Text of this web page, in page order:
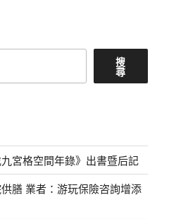
搜
尋
宮格空間年錄》出書暨后記
膳 業者：游玩保險咨詢增添